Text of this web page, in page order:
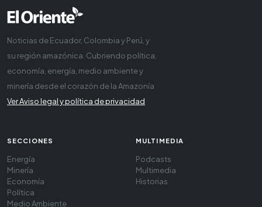
Noticias de Ecuador, Colombia y Perú, y
su región amazónica. Cubriendo política,
economía, energía, medio ambiente y
minería desde el corazón de la Amazonía
Ver Aviso legal y política de privacidad
SECCIONES
Energía
Minería
Economía
Política
Medio Ambiente
MULTIMEDIA
Podcasts
Multimedia
Historias